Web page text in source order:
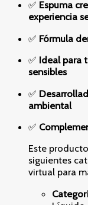
✅ Espuma
experiencia
✅ Fórmula
✅ Ideal para
sensibles
✅
ambiental
✅
Este
siguientes
virtual para